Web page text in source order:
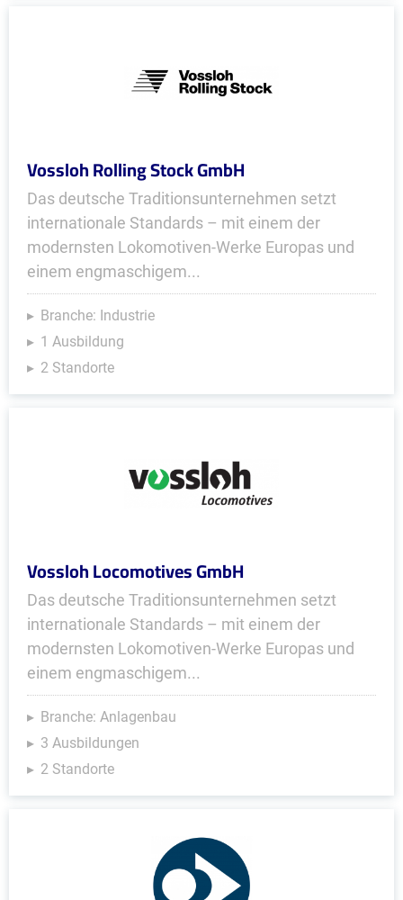
Vossloh Rolling Stock GmbH
Das deutsche Traditionsunternehmen setzt
internationale Standards – mit einem der
modernsten Lokomotiven-Werke Europas und
einem engmaschigem...
Branche: Industrie
1 Ausbildung
2 Standorte
Vossloh Locomotives GmbH
Das deutsche Traditionsunternehmen setzt
internationale Standards – mit einem der
modernsten Lokomotiven-Werke Europas und
einem engmaschigem...
Branche: Anlagenbau
3 Ausbildungen
2 Standorte